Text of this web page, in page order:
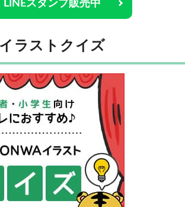
LINEスタンプ販売中
イラストクイズ